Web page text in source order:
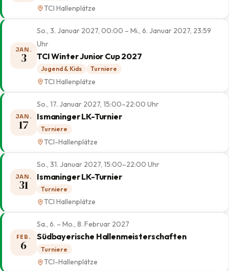
TCI Hallenplätze
JAN.
3
So., 3. Januar 2027, 00:00 – Mi., 6. Januar 2027, 23:59
Uhr
TCI Winter Junior Cup 2027
Jugend & Kids Turniere
TCI Hallenplätze
JAN.
17
So., 17. Januar 2027, 15:00–22:00 Uhr
Ismaninger LK-Turnier
Turniere
TCI-Hallenplätze
JAN.
31
So., 31. Januar 2027, 15:00–22:00 Uhr
Ismaninger LK-Turnier
Turniere
TCI Hallenplätze
FEB.
6
Sa., 6. – Mo., 8. Februar 2027
Südbayerische Hallenmeisterschaften
Turniere
TCI-Hallenplätze